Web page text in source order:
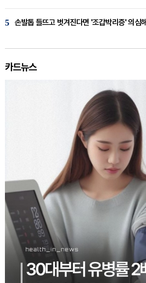
5 손발톱 들뜨고 벗겨진다면 '조갑박리증' 의심
카드뉴스